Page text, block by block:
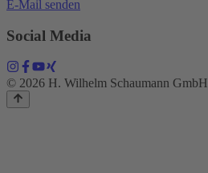
E-Mail senden
Social Media
© 2026 H. Wilhelm Schaumann GmbH